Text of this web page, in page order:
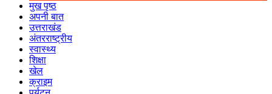
मुख पृष्ठ
अपनी बात
उत्तराखंड
अंतरराष्ट्रीय
स्वास्थ्य
शिक्षा
खेल
क्राइम